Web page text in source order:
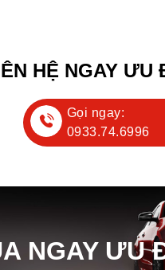
HỆ NGAY ƯU
Gọi ngay:
0933.74.6996
NGAY ƯU